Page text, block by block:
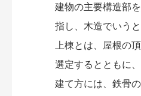
建物の主要構造部
指し、木造でいう
上棟とは、屋根の
選定するとともに
建て方には、鉄骨